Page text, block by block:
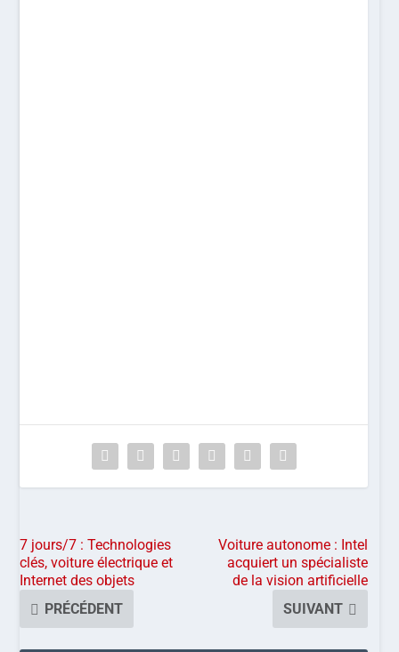
7 jours/7 : Technologies
clés, voiture électrique et
Internet des objets
PRÉCÉDENT
Voiture autonome : Intel
acquiert un spécialiste
de la vision artificielle
SUIVANT